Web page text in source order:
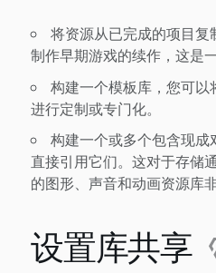
将资源从已完成的项目
制作早期游戏的续作，这是
构建一个模板库，您可
进行定制或专门化。
构建一个或多个包含现
直接引用它们。这对于存储
的图形、声音和动画资源库非
设置库共享